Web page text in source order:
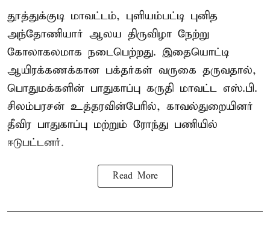
தூத்துக்குடி மாவட்டம், புளியம்பட்டி புனித
அந்தோணியார் ஆலய திருவிழா நேற்று
கோலாகலமாக நடைபெற்றது. இதையொட்டி
ஆயிரக்கணக்கான பக்தர்கள் வருகை தருவதால்,
பொதுமக்களின் பாதுகாப்பு கருதி மாவட்ட எஸ்.பி.
சிலம்பரசன் உத்தரவின்பேரில், காவல்துறையினர்
தீவிர பாதுகாப்பு மற்றும் ரோந்து பணியில்
ஈடுபட்டனர்.
Read More